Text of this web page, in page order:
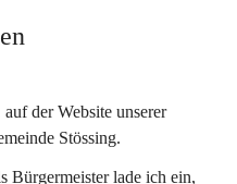
der Website unserer
Stössing.
Bürgermeister lade ich ein,